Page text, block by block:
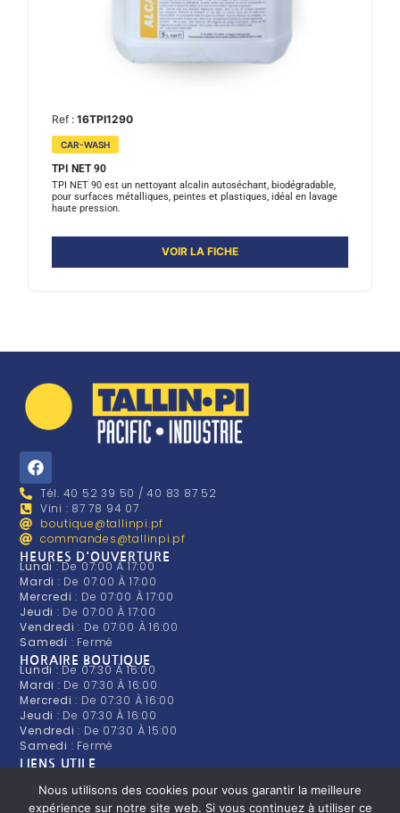
Ref : 16TPI1290
CAR-WASH
TPI NET 90
TPI NET 90 est un nettoyant alcalin autoséchant, biodégradable,
pour surfaces métalliques, peintes et plastiques, idéal en lavage
haute pression.
VOIR LA FICHE
Tél. 40 52 39 50 / 40 83 87 52
Vini : 87 78 94 07
boutique@tallinpi.pf
commandes@tallinpi.pf
HEURES D'OUVERTURE
Lundi: De 07:00 À 17:00
Mardi : De 07:00 À 17:00
Mercredi: De 07:00 À 17:00
Jeudi : De 07:00 À 17:00
Vendredi: De 07:00 À 16:00
Samedi : Fermé
HORAIRE BOUTIQUE
Lundi : De 07:30 À 16:00
Mardi : De 07:30 À 16:00
Mercredi: De 07:30 À 16:00
Jeudi : De 07:30 À 16:00
Vendredi: De 07:30 À 15:00
Samedi : Fermé
LIENS UTILE
Nous rejoindre
Condition générale de vente
Nous utilisons des cookies pour vous garantir la meilleure
expérience sur notre site web. Si vous continuez à utiliser ce